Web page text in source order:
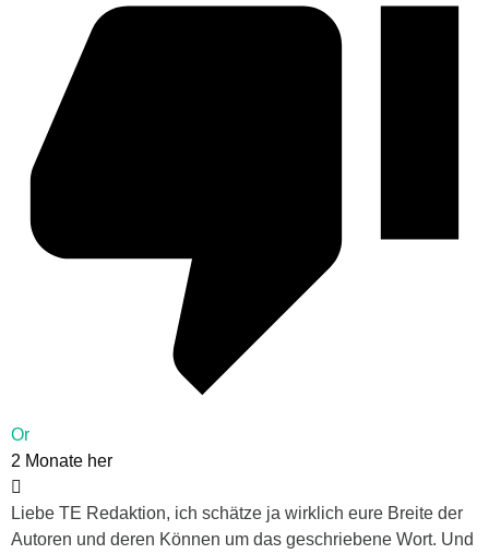
Or
2 Monate her
Liebe TE Redaktion, ich schätze ja wirklich eure Breite der
Autoren und deren Können um das geschriebene Wort. Und